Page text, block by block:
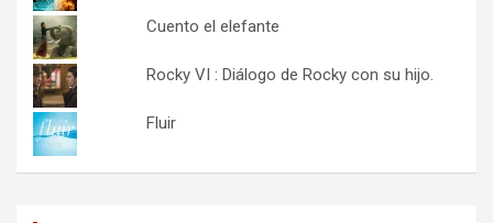
Cuento el elefante
Rocky VI : Diálogo de Rocky con su hijo.
Fluir